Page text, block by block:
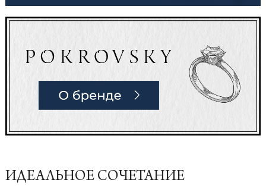
ИДЕАЛЬНОЕ СОЧЕТАНИЕ